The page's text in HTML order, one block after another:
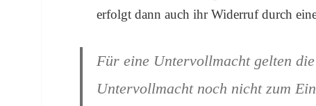
erfolgt dann auch ihr Widerruf durch
Für eine Untervollmacht gelten
Untervollmacht noch nicht zum